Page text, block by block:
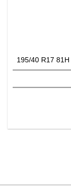
195/40 R17 81H